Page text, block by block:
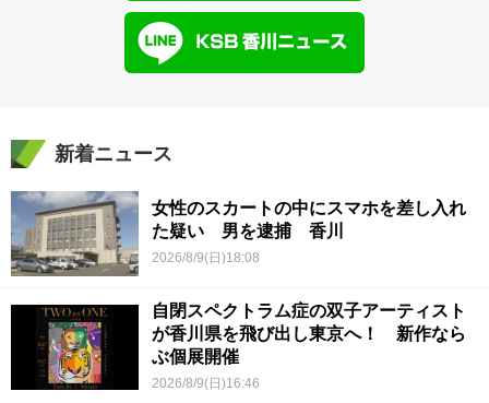
新着ニュース
女性のスカートの中にスマホを差し入れ
た疑い 男を逮捕 香川
2026/8/9(日)18:08
自閉スペクトラム症の双子アーティスト
が香川県を飛び出し東京へ！ 新作なら
ぶ個展開催
2026/8/9(日)16:46